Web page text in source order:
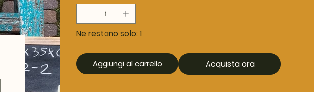
Ne restano solo: 1
Aggiungi al carrello Acquista ora